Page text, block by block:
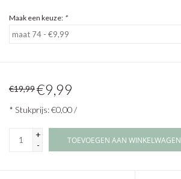
Maak een keuze: *
€19,99€9,99
* Stukprijs: €0,00 /
+
-
TOEVOEGEN AAN WINKELWAGEN